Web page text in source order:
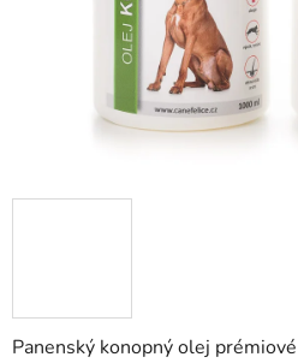
Panenský konopný olej